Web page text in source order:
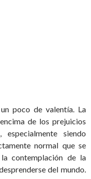
poco de valentía. La
de los prejuicios
siendo
normal que se
contemplación de la
del mundo.